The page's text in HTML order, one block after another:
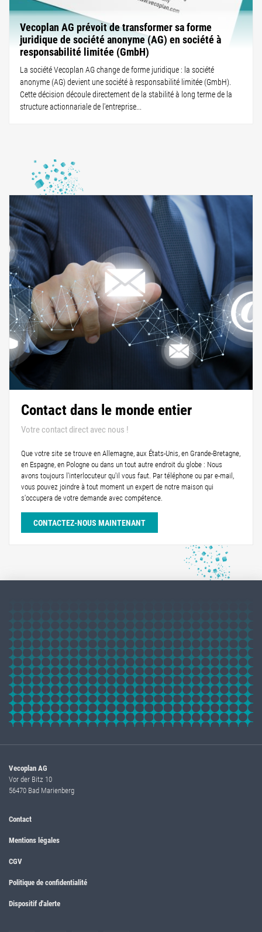
Vecoplan AG prévoit de transformer sa forme
juridique de société anonyme (AG) en société à
responsabilité limitée (GmbH)
La société Vecoplan AG change de forme juridique : la société
anonyme (AG) devient une société à responsabilité limitée (GmbH).
Cette décision découle directement de la stabilité à long terme de la
structure actionnariale de l'entreprise...
Contact dans le monde entier
Votre contact direct avec nous !
Que votre site se trouve en Allemagne, aux États-Unis, en Grande-Bretagne,
en Espagne, en Pologne ou dans un tout autre endroit du globe : Nous
avons toujours l'interlocuteur qu'il vous faut. Par téléphone ou par e-mail,
vous pouvez joindre à tout moment un expert de notre maison qui
s'occupera de votre demande avec compétence.
CONTACTEZ-NOUS MAINTENANT
Vecoplan AG
Vor der Bitz 10
56470 Bad Marienberg
Contact
Mentions légales
CGV
Politique de confidentialité
Dispositif d'alerte